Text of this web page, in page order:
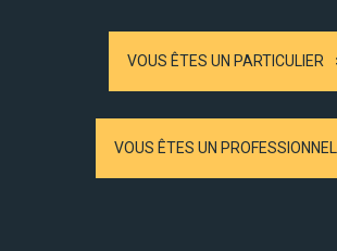
VOUS ÊTES UN PARTICULIER
VOUS ÊTES UN PROFESSIONNEL